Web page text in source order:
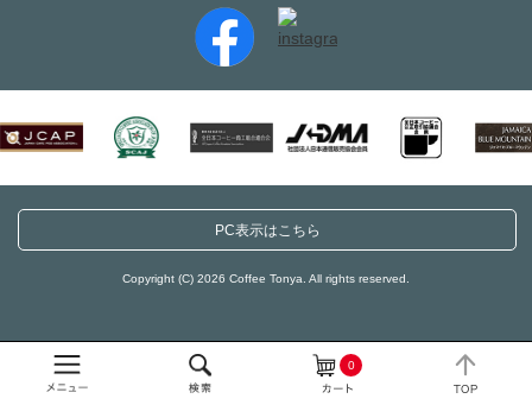
0
PC表示はこちら
Copyright (C) 2026 Coffee Tonya. All rights reserved.